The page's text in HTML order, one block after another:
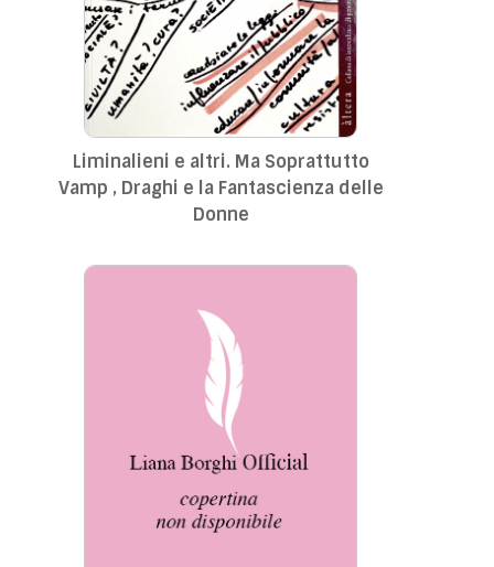
Liminalieni e altri. Ma Soprattutto
Vamp , Draghi e la Fantascienza delle
Donne